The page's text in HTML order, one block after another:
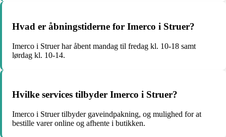
Hvad er åbningstiderne for Imerco i Struer?
Imerco i Struer har åbent mandag til fredag kl. 10-18 samt
lørdag kl. 10-14.
Hvilke services tilbyder Imerco i Struer?
Imerco i Struer tilbyder gaveindpakning, og mulighed for at
bestille varer online og afhente i butikken.